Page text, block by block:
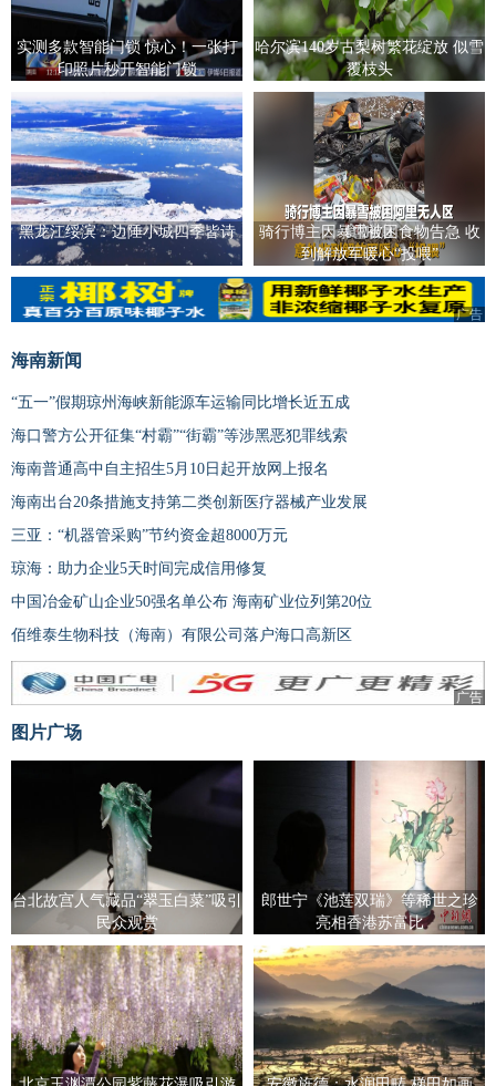
实测多款智能门锁 惊心！一张打
印照片秒开智能门锁
哈尔滨140岁古梨树繁花绽放 似雪
覆枝头
黑龙江绥滨：边陲小城四季皆诗
骑行博主因暴雪被困食物告急 收
到解放军暖心“投喂”
广告
海南新闻
“五一”假期琼州海峡新能源车运输同比增长近五成
海口警方公开征集“村霸”“街霸”等涉黑恶犯罪线索
海南普通高中自主招生5月10日起开放网上报名
海南出台20条措施支持第二类创新医疗器械产业发展
三亚：“机器管采购”节约资金超8000万元
琼海：助力企业5天时间完成信用修复
中国冶金矿山企业50强名单公布 海南矿业位列第20位
佰维泰生物科技（海南）有限公司落户海口高新区
广告
图片广场
台北故宫人气藏品“翠玉白菜”吸引
民众观赏
郎世宁《池莲双瑞》等稀世之珍
亮相香港苏富比